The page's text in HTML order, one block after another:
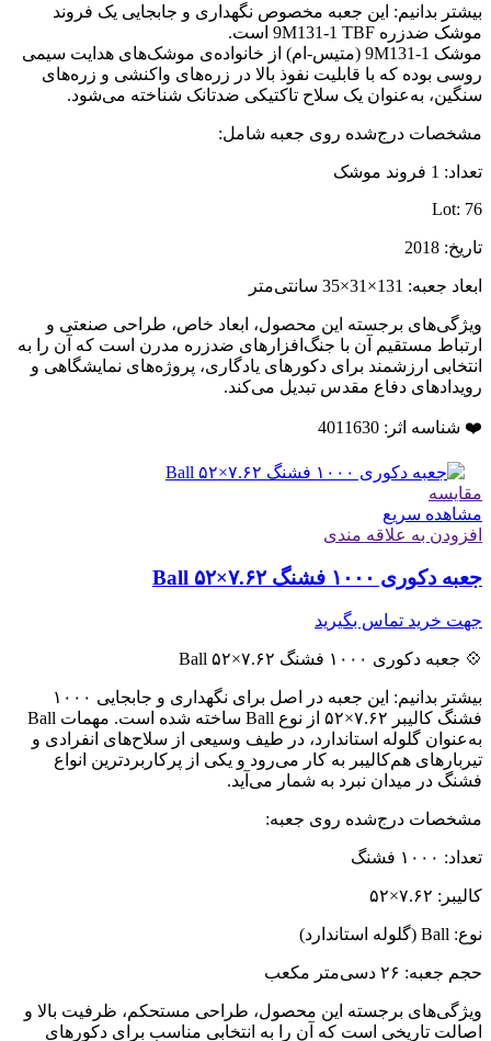
بیشتر بدانیم: این جعبه مخصوص نگهداری و جابجایی یک فروند
موشک ضدزره 9M131-1 TBF است.
موشک 9M131-1 (متیس-ام) از خانواده‌ی موشک‌های هدایت سیمی
روسی بوده که با قابلیت نفوذ بالا در زره‌های واکنشی و زره‌های
سنگین، به‌عنوان یک سلاح تاکتیکی ضدتانک شناخته می‌شود.
مشخصات درج‌شده روی جعبه شامل:
تعداد: 1 فروند موشک
Lot: 76
تاریخ: 2018
ابعاد جعبه: 131×31×35 سانتی‌متر
ویژگی‌های برجسته این محصول، ابعاد خاص، طراحی صنعتی و
ارتباط مستقیم آن با جنگ‌افزارهای ضدزره مدرن است که آن را به
انتخابی ارزشمند برای دکورهای یادگاری، پروژه‌های نمایشگاهی و
رویدادهای دفاع مقدس تبدیل می‌کند.
❤️ شناسه اثر: 4011630
مقایسه
مشاهده سریع
افزودن به علاقه مندی
جعبه دکوری ۱۰۰۰ فشنگ ۷.۶۲×۵۲ Ball
جهت خرید تماس بگیرید
💠 جعبه دکوری ۱۰۰۰ فشنگ ۷.۶۲×۵۲ Ball
بیشتر بدانیم: این جعبه در اصل برای نگهداری و جابجایی ۱۰۰۰
فشنگ کالیبر ۷.۶۲×۵۲ از نوع Ball ساخته شده است. مهمات Ball
به‌عنوان گلوله استاندارد، در طیف وسیعی از سلاح‌های انفرادی و
تیربارهای هم‌کالیبر به کار می‌رود و یکی از پرکاربردترین انواع
فشنگ در میدان نبرد به شمار می‌آید.
مشخصات درج‌شده روی جعبه:
تعداد: ۱۰۰۰ فشنگ
کالیبر: ۷.۶۲×۵۲
نوع: Ball (گلوله استاندارد)
حجم جعبه: ۲۶ دسی‌متر مکعب
ویژگی‌های برجسته این محصول، طراحی مستحکم، ظرفیت بالا و
اصالت تاریخی است که آن را به انتخابی مناسب برای دکورهای